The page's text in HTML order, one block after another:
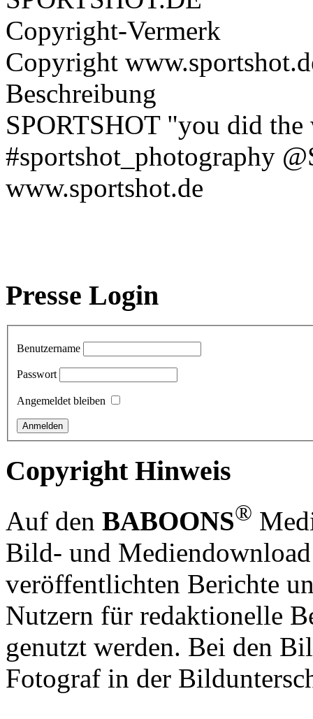
Copyright-Vermerk
Copyright
Beschreibung
SPORTSHOT "you did
#sportshot_photography
www.sportshot.de
Presse Login
Benutzername
Passwort
Angemeldet bleiben
Copyright Hinweis
Auf den BABOONS®
Bild- und
veröffentlichten Berichte
Nutzern für redaktionelle
genutzt werden. Bei den
Fotograf in der